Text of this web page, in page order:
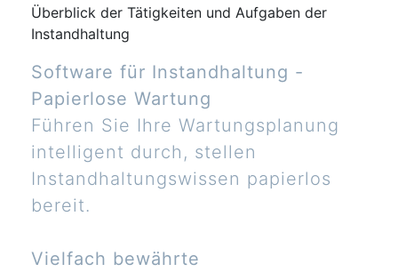
Überblick der Tätigkeiten und Aufgaben der
Instandhaltung
Software für Instandhaltung -
Papierlose Wartung
Führen Sie Ihre Wartungsplanung
intelligent durch, stellen
Instandhaltungswissen papierlos
bereit.
Vielfach bewährte